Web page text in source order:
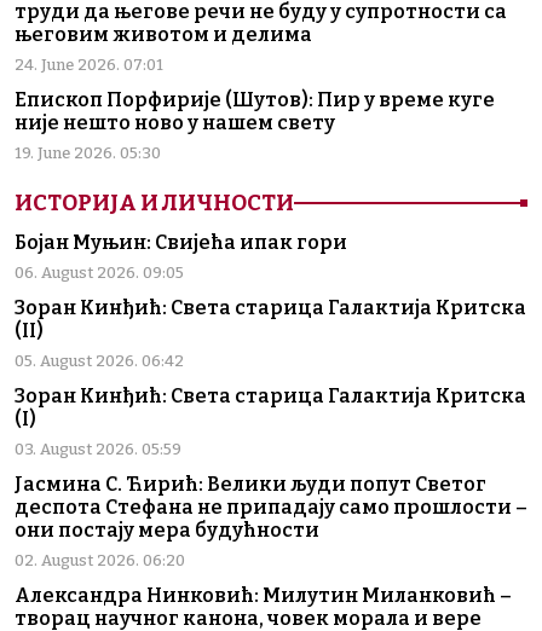
труди да његове речи не буду у супротности са
његовим животом и делима
24. June 2026. 07:01
Епископ Порфирије (Шутов): Пир у време куге
није нешто ново у нашем свету
19. June 2026. 05:30
ИСТОРИЈА И ЛИЧНОСТИ
Бојан Муњин: Свијећа ипак гори
06. August 2026. 09:05
Зоран Кинђић: Света старица Галактија Критска
(II)
05. August 2026. 06:42
Зоран Кинђић: Света старица Галактија Критска
(I)
03. August 2026. 05:59
Јасмина С. Ћирић: Велики људи попут Светог
деспота Стефана не припадају само прошлости –
они постају мера будућности
02. August 2026. 06:20
Александра Нинковић: Милутин Миланковић –
творац научног канона, човек морала и вере